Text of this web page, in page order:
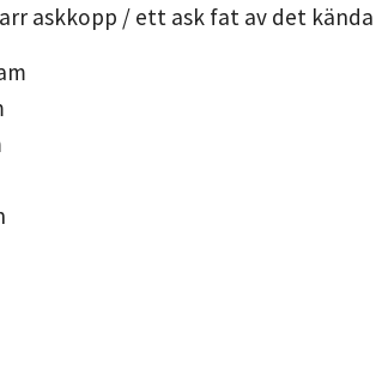
askkopp / ett ask fat av det